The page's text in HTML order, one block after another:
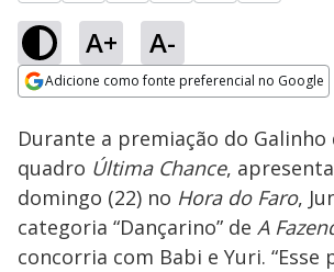
A+ A-
Adicione como fonte preferencial no Google
Ativar
Loaded
23.68%
Durante a premiação do Galinho
quadro Última Chance,
domingo (22) no Hora do Faro,
categoria “Dançarino” de A
concorria com Babi e Yuri. “Esse